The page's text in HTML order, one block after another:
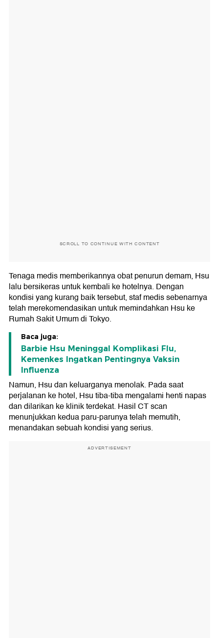
SCROLL TO CONTINUE WITH CONTENT
Tenaga medis memberikannya obat penurun demam, Hsu
lalu bersikeras untuk kembali ke hotelnya. Dengan
kondisi yang kurang baik tersebut, staf medis sebenarnya
telah merekomendasikan untuk memindahkan Hsu ke
Rumah Sakit Umum di Tokyo.
Baca juga:
Barbie Hsu Meninggal Komplikasi Flu,
Kemenkes Ingatkan Pentingnya Vaksin
Influenza
Namun, Hsu dan keluarganya menolak. Pada saat
perjalanan ke hotel, Hsu tiba-tiba mengalami henti napas
dan dilarikan ke klinik terdekat. Hasil CT scan
menunjukkan kedua paru-parunya telah memutih,
menandakan sebuah kondisi yang serius.
ADVERTISEMENT